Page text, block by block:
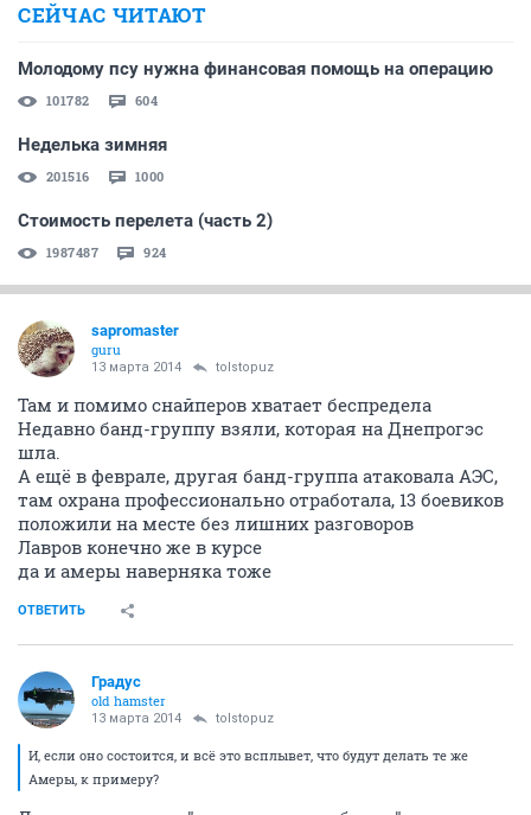
СЕЙЧАС ЧИТАЮТ
Молодому псу нужна финансовая помощь на операцию
101782 604
Неделька зимняя
201516 1000
Стоимость перелета (часть 2)
1987487 924
sapromaster
guru
13 марта 2014 tolstopuz
Там и помимо снайперов хватает беспредела
Недавно банд-группу взяли, которая на Днепрогэс
шла.
А ещё в феврале, другая банд-группа атаковала АЭС,
там охрана профессионально отработала, 13 боевиков
положили на месте без лишних разговоров
Лавров конечно же в курсе
да и амеры наверняка тоже
ОТВЕТИТЬ
Градус
old hamster
13 марта 2014 tolstopuz
И, если оно состоится, и всё это всплывет, что будут делать те же
Амеры, к примеру?